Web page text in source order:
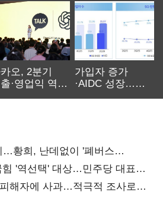
오, 2분기
·영업익 역대
가입자 증가
·AIDC 성장…
…황희, 난데없이 '폐버스
'역선택' 대상…민주당 대표로
해자에 사과…적극적 조사로